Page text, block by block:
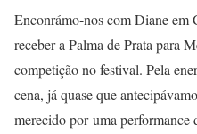
Enconrámo-nos com Diane em
receber a Palma de Prata para
competição no festival. Pela
cena, já quase que
merecido por uma performance